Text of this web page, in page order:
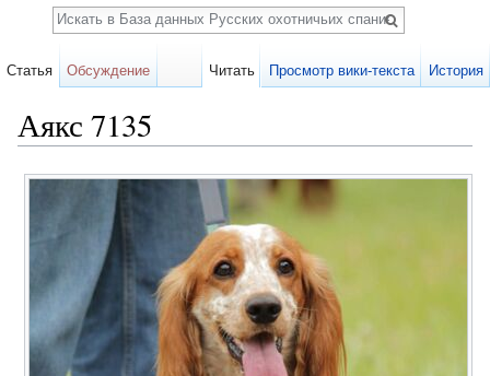
Аякс 7135
Карточка
собаки
Статья Обсуждение Читать Просмотр вики-текста История
Поиск